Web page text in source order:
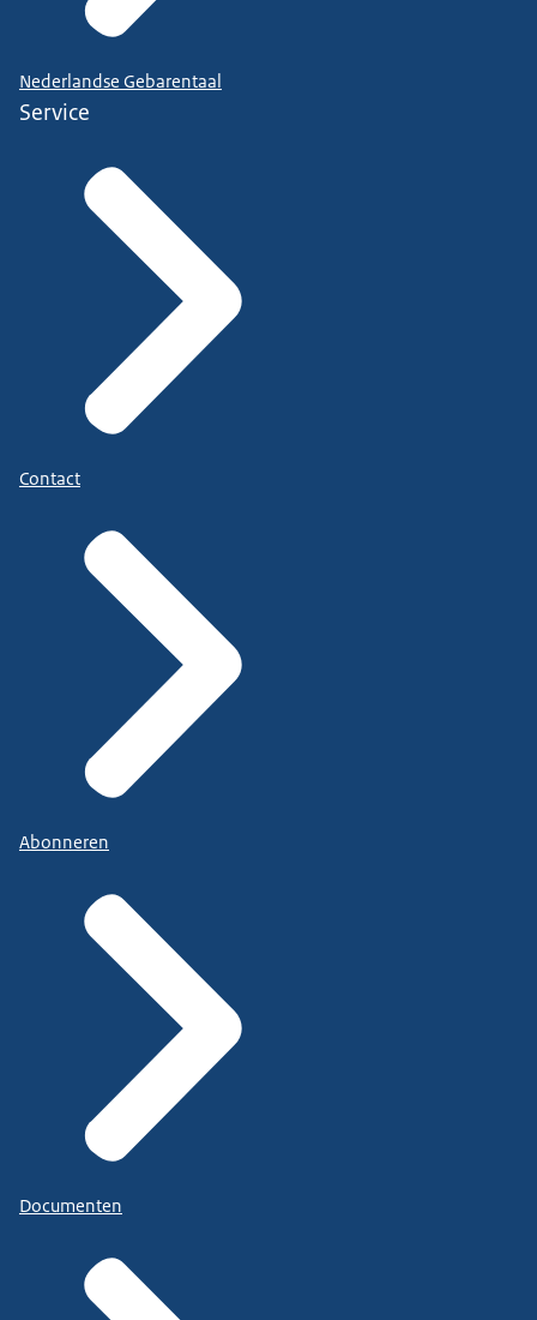
Nederlandse Gebarentaal
Service
Contact
Abonneren
Documenten